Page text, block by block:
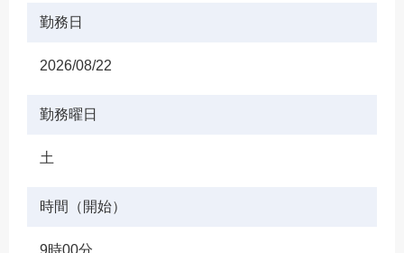
勤務日
2026/08/22
勤務曜日
土
時間（開始）
9時00分